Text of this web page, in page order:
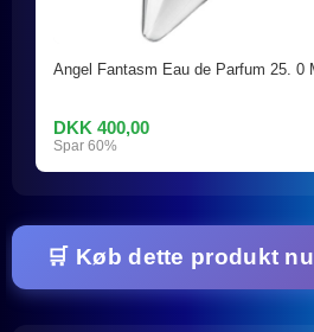
Angel Fantasm Eau de Parfum 25. 0
DKK 400,00
Spar 60%
🛒 Køb dette produkt